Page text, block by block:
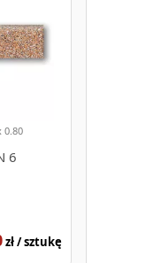
cenach.
schodów.
6
0.80
zł / sztukę